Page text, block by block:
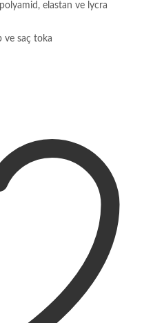
elastan ve lycra
ve saç toka